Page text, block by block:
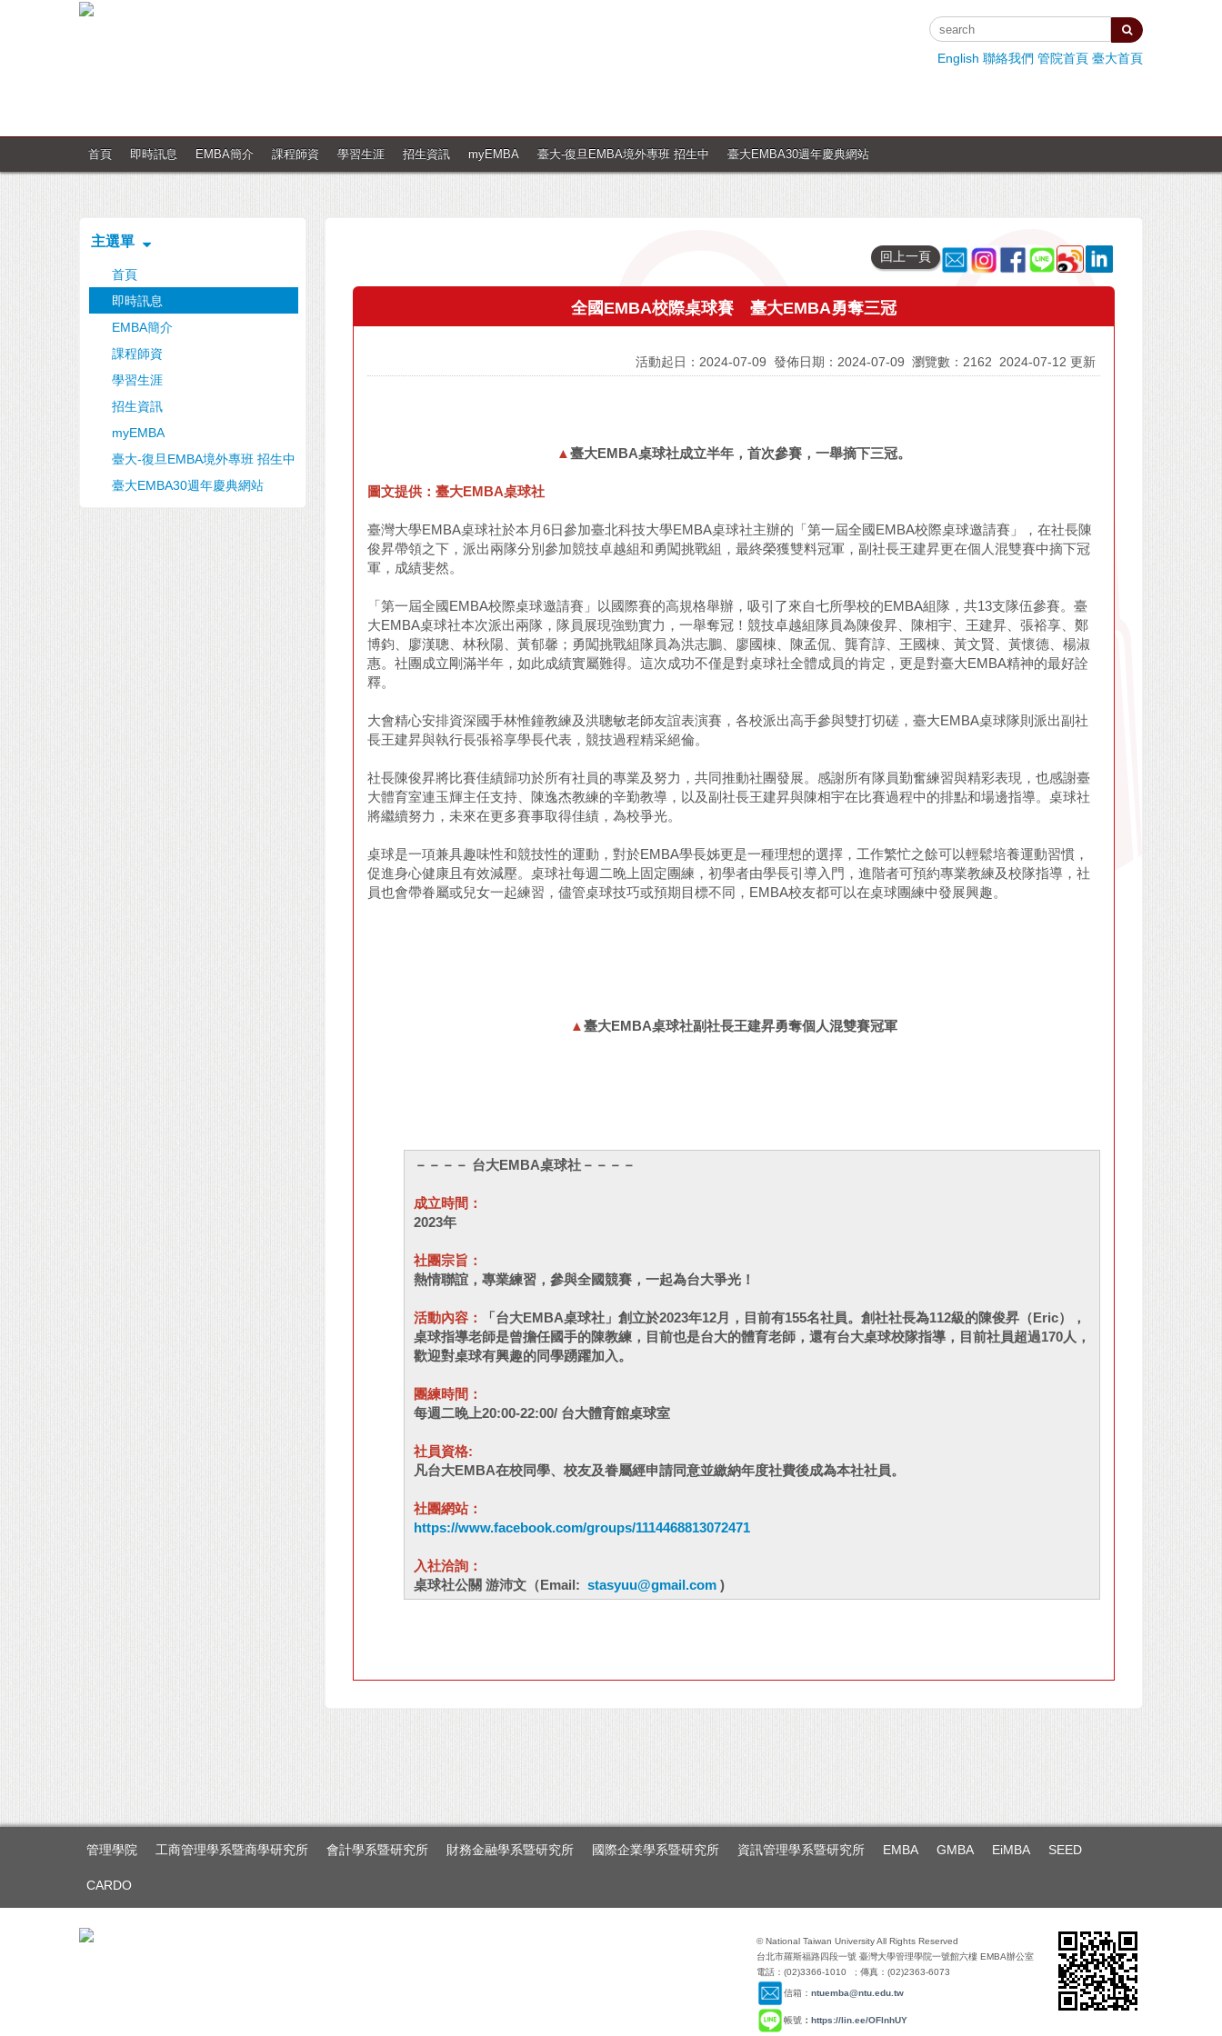
English 聯絡我們 管院首頁 臺大首頁
首頁 即時訊息 EMBA簡介 課程師資 學習生涯 招生資訊 myEMBA 臺大-復旦EMBA境外專班 招生中 臺大EMBA30週年慶典網站
主選單
首頁
即時訊息
EMBA簡介
課程師資
學習生涯
招生資訊
myEMBA
臺大-復旦EMBA境外專班 招生中
臺大EMBA30週年慶典網站
回上一頁
全國EMBA校際桌球賽 臺大EMBA勇奪三冠
活動起日：2024-07-09 發佈日期：2024-07-09 瀏覽數：2162 2024-07-12 更新
▲ 臺大EMBA桌球社成立半年，首次參賽，一舉摘下三冠。
圖文提供：臺大EMBA桌球社
臺灣大學EMBA桌球社於本月6日參加臺北科技大學EMBA桌球社主辦的「第一屆全國EMBA校際桌球邀請賽」，在社長陳
俊昇帶領之下，派出兩隊分別參加競技卓越組和勇闖挑戰組，最終榮獲雙料冠軍，副社長王建昇更在個人混雙賽中摘下冠
軍，成績斐然。
「第一屆全國EMBA校際桌球邀請賽」以國際賽的高規格舉辦，吸引了來自七所學校的EMBA組隊，共13支隊伍參賽。臺
大EMBA桌球社本次派出兩隊，隊員展現強勁實力，一舉奪冠！競技卓越組隊員為陳俊昇、陳相宇、王建昇、張裕享、鄭
博鈞、廖漢聰、林秋陽、黃郁馨；勇闖挑戰組隊員為洪志鵬、廖國棟、陳孟侃、龔育諄、王國棟、黃文賢、黃懷德、楊淑
惠。社團成立剛滿半年，如此成績實屬難得。這次成功不僅是對桌球社全體成員的肯定，更是對臺大EMBA精神的最好詮
釋。
大會精心安排資深國手林惟鐘教練及洪聰敏老師友誼表演賽，各校派出高手參與雙打切磋，臺大EMBA桌球隊則派出副社
長王建昇與執行長張裕享學長代表，競技過程精采絕倫。
社長陳俊昇將比賽佳績歸功於所有社員的專業及努力，共同推動社團發展。感謝所有隊員勤奮練習與精彩表現，也感謝臺
大體育室連玉輝主任支持、陳逸杰教練的辛勤教導，以及副社長王建昇與陳相宇在比賽過程中的排點和場邊指導。桌球社
將繼續努力，未來在更多賽事取得佳績，為校爭光。
桌球是一項兼具趣味性和競技性的運動，對於EMBA學長姊更是一種理想的選擇，工作繁忙之餘可以輕鬆培養運動習慣，
促進身心健康且有效減壓。桌球社每週二晚上固定團練，初學者由學長引導入門，進階者可預約專業教練及校隊指導，社
員也會帶眷屬或兒女一起練習，儘管桌球技巧或預期目標不同，EMBA校友都可以在桌球團練中發展興趣。
▲ 臺大EMBA桌球社副社長王建昇勇奪個人混雙賽冠軍
－－－－ 台大EMBA桌球社－－－－
成立時間：
2023年
社團宗旨：
熱情聯誼，專業練習，參與全國競賽，一起為台大爭光！
活動內容：
「台大EMBA桌球社」創立於2023年12月，目前有155名社員。創社社長為112級的陳俊昇（Eric），
桌球指導老師是曾擔任國手的陳教練，目前也是台大的體育老師，還有台大桌球校隊指導，目前社員超過170人，
歡迎對桌球有興趣的同學踴躍加入。
團練時間：
每週二晚上20:00-22:00/ 台大體育館桌球室
社員資格:
凡台大EMBA在校同學、校友及眷屬經申請同意並繳納年度社費後成為本社社員。
社團網站：
https://www.facebook.com/groups/1114468813072471
入社洽詢：
桌球社公關 游沛文（Email: stasyuu@gmail.com )
管理學院 工商管理學系暨商學研究所 會計學系暨研究所 財務金融學系暨研究所 國際企業學系暨研究所 資訊管理學系暨研究所 EMBA GMBA EiMBA SEED
CARDO
© National Taiwan University All Rights Reserved
台北市羅斯福路四段一號 臺灣大學管理學院一號館六樓 EMBA辦公室
電話：(02)3366-1010 ; 傳真：(02)2363-6073
信箱： ntuemba@ntu.edu.tw
帳號 ： https://lin.ee/OFlnhUY